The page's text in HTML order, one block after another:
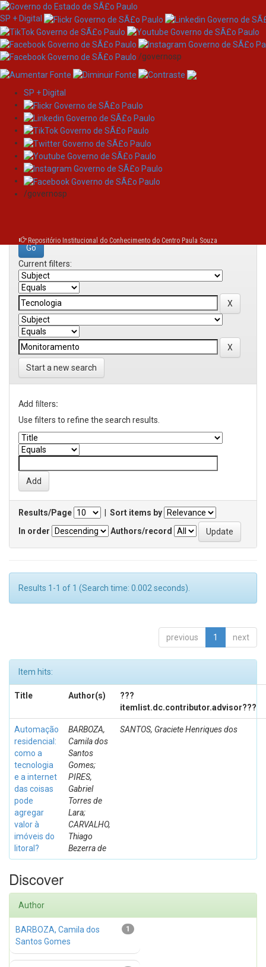
Skip
navigation
SP + Digital
/governosp
SP + Digital
/governosp
Repositório Institucional do Conhecimento do Centro Paula Souza
Search
Search:
Current filters:
Start a new search
Add filters:
Use filters to refine the search results.
Results/Page
Sort items by
In order
Authors/record
Results 1-1 of 1 (Search time: 0.002 seconds).
previous 1 next
Item hits:
Title Author(s)
???
itemlist.dc.contributor.advisor???
Automação
residencial:
como a
tecnologia
e a internet
das coisas
pode
agregar
valor à
imóveis do
litoral?
BARBOZA,
Camila dos
Santos
Gomes;
PIRES,
Gabriel
Torres de
Lara;
CARVALHO,
Thiago
Bezerra de
SANTOS, Graciete Henriques dos
Discover
Author
1
BARBOZA, Camila dos
Santos Gomes